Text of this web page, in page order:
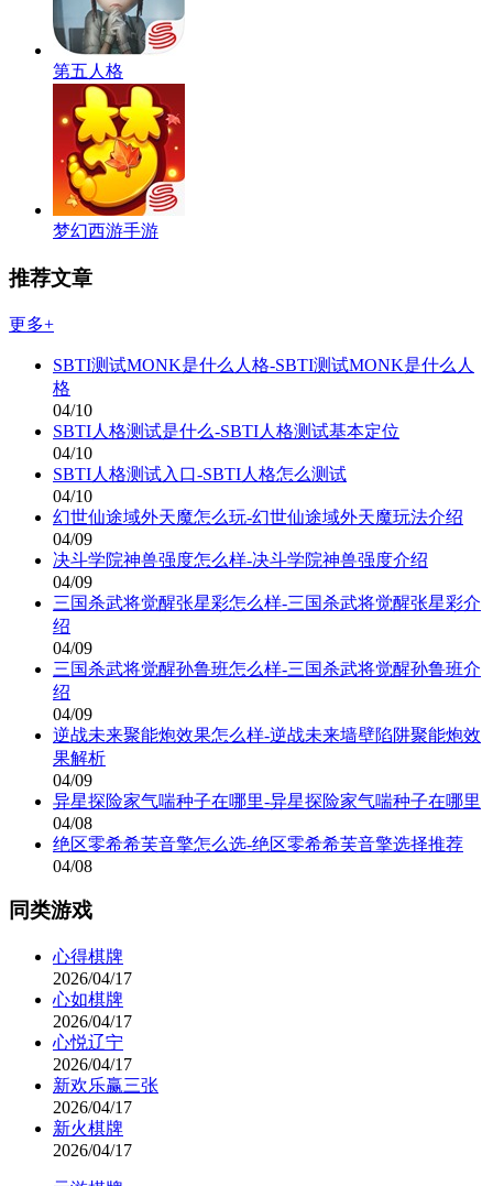
第五人格
梦幻西游手游
推荐文章
更多+
SBTI测试MONK是什么人格-SBTI测试MONK是什么人
格
04/10
SBTI人格测试是什么-SBTI人格测试基本定位
04/10
SBTI人格测试入口-SBTI人格怎么测试
04/10
幻世仙途域外天魔怎么玩-幻世仙途域外天魔玩法介绍
04/09
决斗学院神兽强度怎么样-决斗学院神兽强度介绍
04/09
三国杀武将觉醒张星彩怎么样-三国杀武将觉醒张星彩介
绍
04/09
三国杀武将觉醒孙鲁班怎么样-三国杀武将觉醒孙鲁班介
绍
04/09
逆战未来聚能炮效果怎么样-逆战未来墙壁陷阱聚能炮效
果解析
04/09
异星探险家气喘种子在哪里-异星探险家气喘种子在哪里
04/08
绝区零希希芙音擎怎么选-绝区零希希芙音擎选择推荐
04/08
同类游戏
心得棋牌
2026/04/17
心如棋牌
2026/04/17
心悦辽宁
2026/04/17
新欢乐赢三张
2026/04/17
新火棋牌
2026/04/17